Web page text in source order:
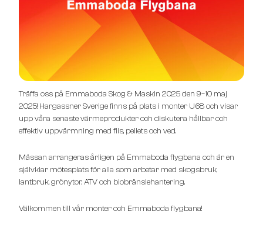
Träffa oss på Emmaboda Skog & Maskin 2025 den 9–10 maj
2025! Hargassner Sverige finns på plats i monter U68 och visar
upp våra senaste värmeprodukter och diskutera hållbar och
effektiv uppvärmning med flis, pellets och ved.
Mässan arrangeras årligen på Emmaboda flygbana och är en
självklar mötesplats för alla som arbetar med skogsbruk,
lantbruk, grönytor, ATV och biobränslehantering.
Välkommen till vår monter och Emmaboda flygbana!